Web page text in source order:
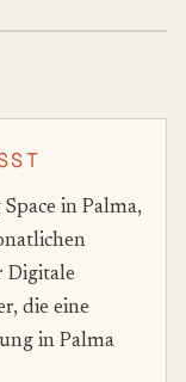
in Palma,
Digitale
die eine
in Palma